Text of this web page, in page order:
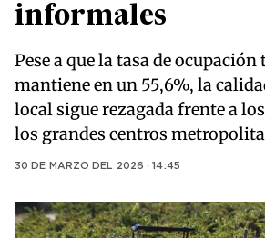
informales
Pese a que la tasa de ocupación
mantiene en un 55,6%, la
local sigue rezagada frente a
los grandes centros
30 DE MARZO DEL 2026 · 14:45